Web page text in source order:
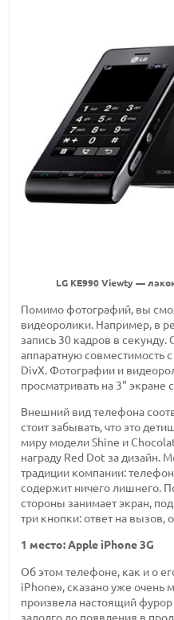
LG KE990 Viewty —
Помимо фотографий, вы
видеоролики. Например, в
запись 30 кадров в секунду.
аппаратную совместимость
DivX. Фотографии и
просматривать на 3"
Внешний вид телефона
стоит забывать, что это
миру модели Shine и
награду Red Dot за дизайн.
традиции компании:
содержит ничего лишнего.
стороны занимает экран,
три кнопки: ответ на вызов,
1 место: Apple iPhone 3G
Об этом телефоне, как и о
iPhone», сказано уже очень
произвела настоящий
задолго до появления в